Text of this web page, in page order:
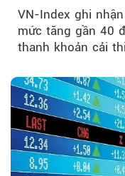
VN-Index ghi
mức tăng gần 40
thanh khoản cải